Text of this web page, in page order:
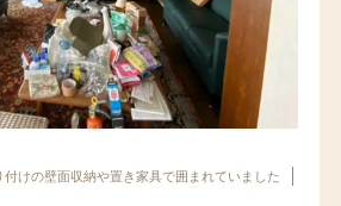
付けの壁面収納や置き家具で囲まれていました